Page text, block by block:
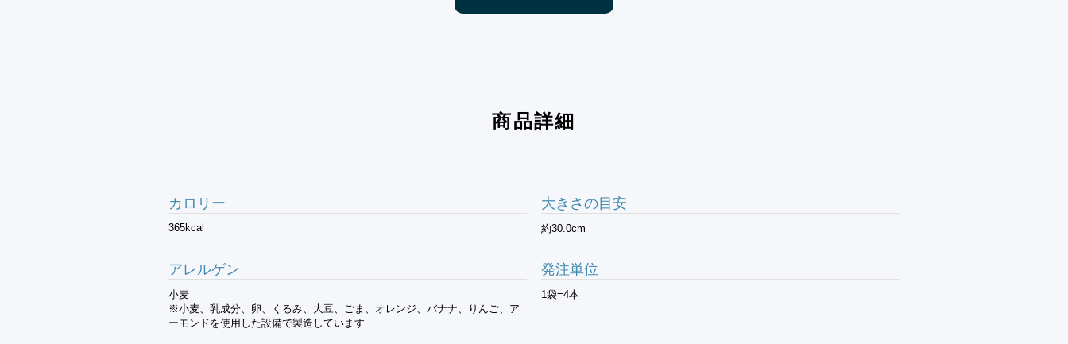
商品詳細
カロリー
365kcal
大きさの目安
約30.0cm
アレルゲン
小麦
※小麦、乳成分、卵、くるみ、大豆、ごま、オレンジ、バナナ、りんご、ア
ーモンドを使用した設備で製造しています
発注単位
1袋=4本